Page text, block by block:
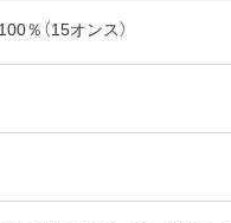
％（15オンス）